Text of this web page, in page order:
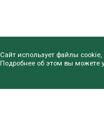
Сайт использует файлы
Подробнее об этом вы можете